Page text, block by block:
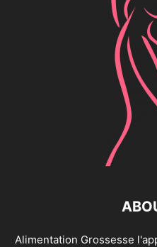
Alimentation Grossesse